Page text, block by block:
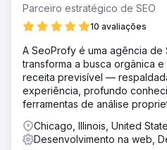
Parceiro estratégico de SEO
10 avaliações
A SeoProfy é uma agência de
transforma a busca orgânica
receita previsível —
experiência, profundo
ferramentas de análise
Chicago, Illinois, United
Desenvolvimento na web,